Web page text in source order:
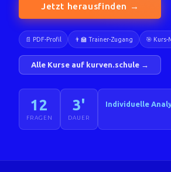
Jetzt herausfinden →
📄 PDF-Profil 👨‍🏫 Trainer-Zugang 🎯 Kurs-
Alle Kurse auf kurven.schule →
12
FRAGEN
3'
DAUER
Individuelle